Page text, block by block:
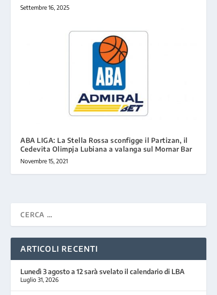
Settembre 16, 2025
ABA LIGA: La Stella Rossa sconfigge il Partizan, il
Cedevita Olimpja Lubiana a valanga sul Mornar Bar
Novembre 15, 2021
ARTICOLI RECENTI
Lunedì 3 agosto a 12 sarà svelato il calendario di LBA
Luglio 31, 2026